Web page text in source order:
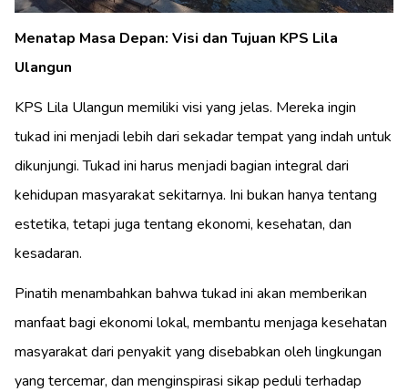
Menatap Masa Depan: Visi dan Tujuan KPS Lila
Ulangun
KPS Lila Ulangun memiliki visi yang jelas. Mereka ingin
tukad ini menjadi lebih dari sekadar tempat yang indah untuk
dikunjungi. Tukad ini harus menjadi bagian integral dari
kehidupan masyarakat sekitarnya. Ini bukan hanya tentang
estetika, tetapi juga tentang ekonomi, kesehatan, dan
kesadaran.
Pinatih menambahkan bahwa tukad ini akan memberikan
manfaat bagi ekonomi lokal, membantu menjaga kesehatan
masyarakat dari penyakit yang disebabkan oleh lingkungan
yang tercemar, dan menginspirasi sikap peduli terhadap